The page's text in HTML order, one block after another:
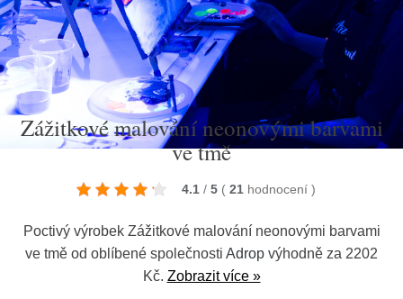
Zážitkové malování neonovými barvami
ve tmě
4.1 / 5 ( 21 hodnocení )
Poctivý výrobek Zážitkové malování neonovými barvami
ve tmě od oblíbené společnosti Adrop výhodně za 2202
Kč. Zobrazit více »